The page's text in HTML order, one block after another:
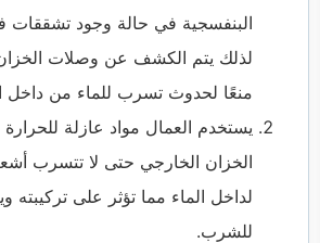
البنفسجية في حالة وجود
لذلك يتم الكشف عن وصلات الخزان
منعًا لحدوث تسرب للماء من داخل
يستخدم العمال مواد عازلة للحرارة
الخزان الخارجي حتى لا تتسرب
لداخل الماء مما تؤثر على تركيبته
للشرب.